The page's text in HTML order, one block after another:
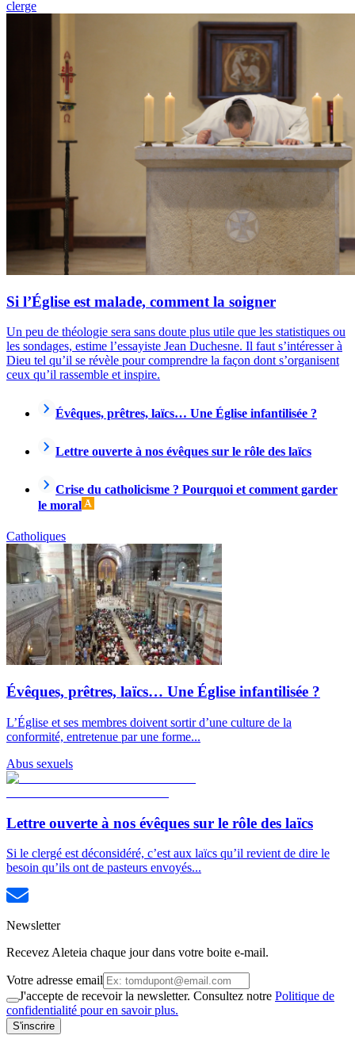
clerge
Si l’Église est malade, comment la soigner
Un peu de théologie sera sans doute plus utile que les statistiques ou
les sondages, estime l’essayiste Jean Duchesne. Il faut s’intéresser à
Dieu tel qu’il se révèle pour comprendre la façon dont s’organisent
ceux qu’il rassemble et inspire.
Évêques, prêtres, laïcs… Une Église infantilisée ?
Lettre ouverte à nos évêques sur le rôle des laïcs
Crise du catholicisme ? Pourquoi et comment garder
le moral
Catholiques
Évêques, prêtres, laïcs… Une Église infantilisée ?
L’Église et ses membres doivent sortir d’une culture de la
conformité, entretenue par une forme...
Abus sexuels
Lettre ouverte à nos évêques sur le rôle des laïcs
Si le clergé est déconsidéré, c’est aux laïcs qu’il revient de dire le
besoin qu’ils ont de pasteurs envoyés...
Newsletter
Recevez Aleteia chaque jour dans votre boite e-mail.
Votre adresse email
J'accepte de recevoir la newsletter. Consultez notre Politique de
confidentialité pour en savoir plus.
S'inscrire